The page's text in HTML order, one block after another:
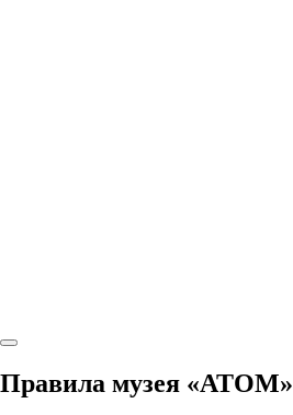
Правила музея «АТОМ»